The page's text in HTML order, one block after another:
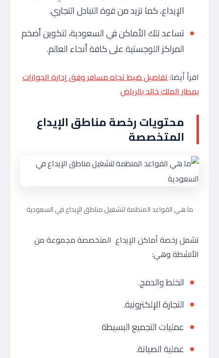
الإيداع، كما تزيد من قوة التبادل التجاري.
تساعد تلك الأماكن في السعودية، لتكوين أضخم
المراكز اللوجستية على كافة أنحاء العالم.
اقرأ أيضا:تفاصيل ضبط تجاه مسافر وفق إدارة الجوازات
بمطار الملك خالد بالرياض
محتويات رخصة مناطق الإيداع
المتخصصة
ما هي القواعد المنظمة لتشغيل مناطق الإيداع في السعودية
تشمل رخصة أماكن الإيداع المتخصصة مجموعة من
الأنشطة وهي:
الخلط والدمج.
التجارة الإلكترونية.
عمليات التجميع البسيطة
عملية الصيانة.